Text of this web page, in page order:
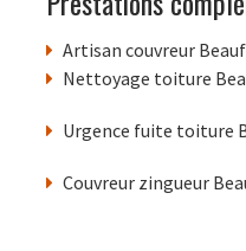
Artisan couvreur
Nettoyage toiture
Urgence fuite toiture
Couvreur zingueur